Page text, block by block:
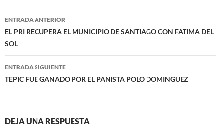
Navegación
de
entradas
ENTRADA ANTERIOR
EL PRI RECUPERA EL MUNICIPIO DE SANTIAGO CON FATIMA DEL
SOL
ENTRADA SIGUIENTE
TEPIC FUE GANADO POR EL PANISTA POLO DOMINGUEZ
DEJA UNA RESPUESTA